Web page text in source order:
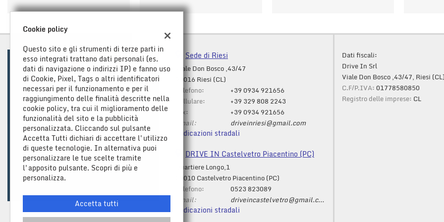
Sede di Riesi
Viale Don Bosco ,43/47
93016 Riesi (CL)
Telefono:
+39 0934 921656
Cellulare:
+39 329 808 2243
Fax:
+39 0934 921656
Email:
driveinriesi@gmail.com
Indicazioni stradali
DRIVE IN Castelvetro Piacentino (PC)
Quartiere Longo,1
29010 Castelvetro Piacentino (PC)
Telefono:
0523 823089
Email:
driveincastelvetro@gmail.com
Indicazioni stradali
Dati fiscali:
Drive In Srl
Viale Don Bosco ,43/47, Riesi
C.F/P.IVA:01778580850
Registro delle imprese: CL
Cookie policy
Questo sito e gli strumenti di terze parti in
esso integrati trattano dati personali (es.
dati di navigazione o indirizzi IP) e fanno uso
di Cookie, Pixel, Tags o altri identificatori
necessari per il funzionamento e per il
raggiungimento delle finalità descritte nella
cookie policy, tra cui il miglioramento delle
funzionalità del sito e la pubblicità
personalizzata. Cliccando sul pulsante
Accetta Tutti dichiari di accettare l'utilizzo
di queste tecnologie. In alternativa puoi
personalizzare le tue scelte tramite
l'apposito pulsante. Scopri di più e
personalizza.
Accetta tutti
Leggi
la